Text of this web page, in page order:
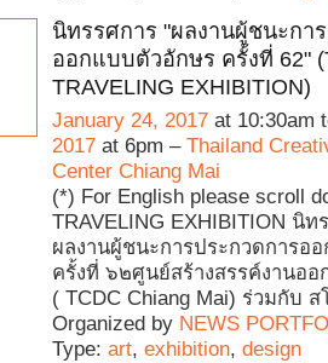
นิทรรศการ "ผลงานผู้ชนะกา
ออกแบบตัวอักษร ครั้งที่ 62"
TRAVELING EXHIBITION)
January 24, 2017 at 10:30am
2017 at 6pm – Thailand
Center Chiang Mai
(*) For English please scroll
TRAVELING EXHIBITION นิท
ผลงานผู้ชนะการประกวดการอ
ครั้งที่ ๖๒ศูนย์สร้างสรรค์งานออ
( TCDC Chiang Mai) ร่วมกับ
Organized by NEWS
Type: art, exhibition, design